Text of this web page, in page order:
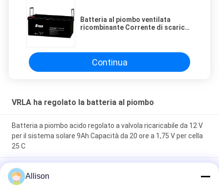
Batteria al piombo ventilata
ricombinante Corrente di scarica
Continua
VRLA ha regolato la batteria al piombo
Batteria a piombo acido regolato a valvola ricaricabile da 12 V
per il sistema solare 9Ah Capacità da 20 ore a 1,75 V per cella
25 C
2.55 Kg 12V 9Ah VRLA type lead acid battery for
UPS,Telecom,solar system,alarm system
Allison